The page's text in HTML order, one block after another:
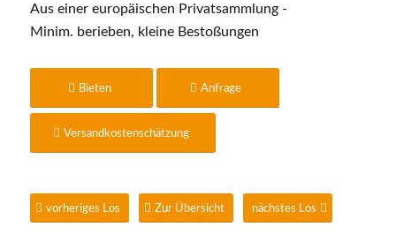
Aus einer europäischen Privatsammlung -
Minim. berieben, kleine Bestoßungen
Bieten Anfrage
Versandkostenschätzung
vorheriges Los Zur Übersicht nächstes Los